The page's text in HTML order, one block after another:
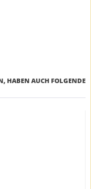
HABEN AUCH FOLGENDE